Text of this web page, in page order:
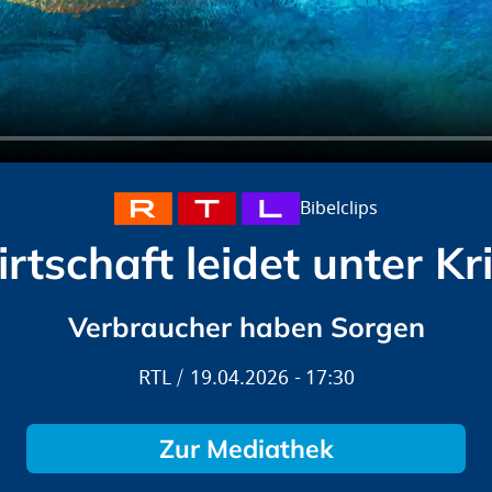
Bibelclips
leidet unter
Verbraucher haben Sorgen
RTL 19.04.2026 17:30
Zur Mediathek